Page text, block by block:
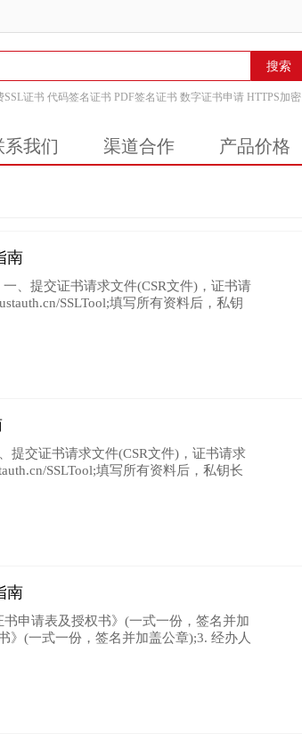
搜索
SSL证书 代码签名证书 PDF签名证书 数字证书申请 HTTPS加密
系我们 渠道合作 产品价格
南
、提交证书请求文件(CSR文件)，证书请
SSLTool;填写所有资料后，私钥
提交证书请求文件(CSR文件)，证书请求
SSLTool;填写所有资料后，私钥长
南
申请表及授权书》(一式一份，签名并加
》(一式一份，签名并加盖公章);3. 经办人